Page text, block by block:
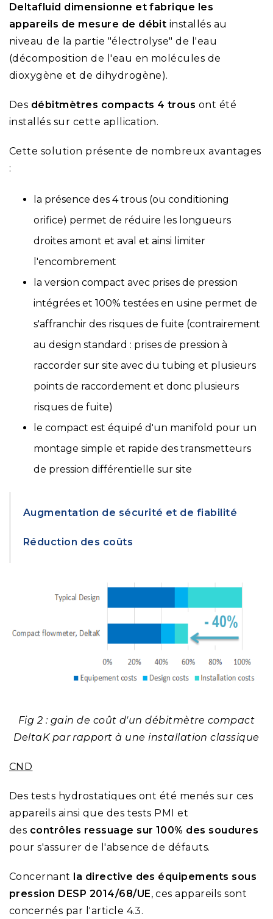
Deltafluid dimensionne et fabrique les
appareils de mesure de débit installés au
niveau de la partie "électrolyse" de l'eau
(décomposition de l'eau en molécules de
dioxygène et de dihydrogène).
Des débitmètres compacts 4 trous ont été
installés sur cette apllication.
Cette solution présente de nombreux avantages
:
la présence des 4 trous (ou conditioning
orifice) permet de réduire les longueurs
droites amont et aval et ainsi limiter
l'encombrement
la version compact avec prises de pression
intégrées et 100% testées en usine permet de
s'affranchir des risques de fuite (contrairement
au design standard : prises de pression à
raccorder sur site avec du tubing et plusieurs
points de raccordement et donc plusieurs
risques de fuite)
le compact est équipé d'un manifold pour un
montage simple et rapide des transmetteurs
de pression différentielle sur site
Augmentation de sécurité et de fiabilité
Réduction des coûts
Fig 2 : gain de coût d'un débitmètre compact
DeltaK par rapport à une installation classique
CND
Des tests hydrostatiques ont été menés sur ces
appareils ainsi que des tests PMI et
des contrôles ressuage sur 100% des soudures
pour s'assurer de l'absence de défauts.
Concernant la directive des équipements sous
pression DESP 2014/68/UE, ces appareils sont
concernés par l'article 4.3.